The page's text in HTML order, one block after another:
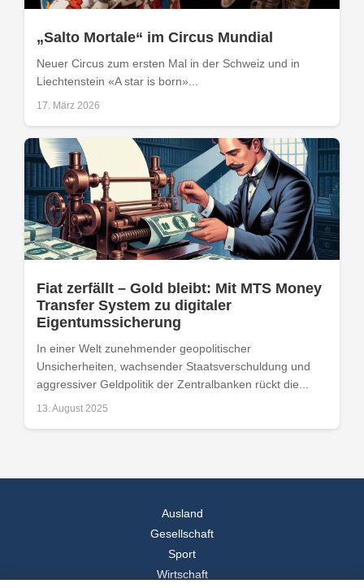
„Salto Mortale“ im Circus Mundial
Neuer Circus zum ersten Mal in der Schweiz und in
Liechtenstein «A star is born»...
17. März 2026
Fiat zerfällt – Gold bleibt: Mit MTS Money
Transfer System zu digitaler
Eigentumssicherung
In einer Welt zunehmender geopolitischer
Unsicherheiten, wachsender Staatsverschuldung und
aggressiver Geldpolitik der Zentralbanken rückt die...
13. August 2025
Ausland
Gesellschaft
Sport
Wirtschaft